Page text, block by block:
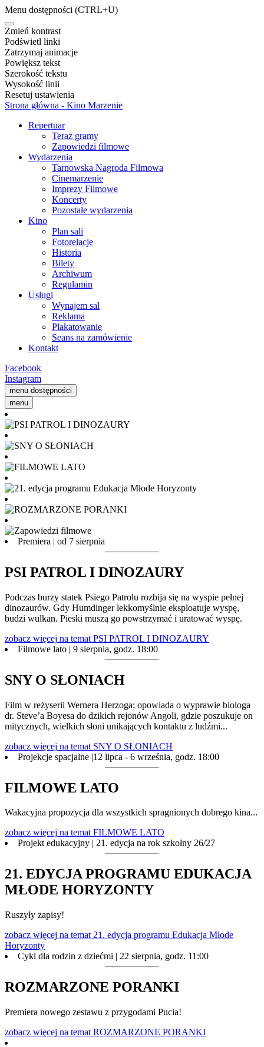
Menu dostępności (CTRL+U)
Zmień kontrast
Podświetl linki
Zatrzymaj animacje
Powiększ tekst
Szerokość tekstu
Wysokość linii
Resetuj ustawienia
Strona główna - Kino Marzenie
Repertuar
Teraz gramy
Zapowiedzi filmowe
Wydarzenia
Tarnowska Nagroda Filmowa
Cinemarzenie
Imprezy Filmowe
Koncerty
Pozostałe wydarzenia
Kino
Plan sali
Fotorelacje
Historia
Bilety
Archiwum
Regulamin
Usługi
Wynajem sal
Reklama
Plakatowanie
Seans na zamówienie
Kontakt
Facebook
Instagram
menu dostępności
menu
Premiera | od 7 sierpnia
PSI PATROL I DINOZAURY
Podczas burzy statek Psiego Patrolu rozbija się na wyspie pełnej
dinozaurów. Gdy Humdinger lekkomyślnie eksploatuje wyspę,
budzi wulkan. Pieski muszą go powstrzymać i uratować wyspę.
zobacz więcej na temat PSI PATROL I DINOZAURY
Filmowe lato | 9 sierpnia, godz. 18:00
SNY O SŁONIACH
Film w reżyserii Wernera Herzoga; opowiada o wyprawie biologa
dr. Steve’a Boyesa do dzikich rejonów Angoli, gdzie poszukuje on
mitycznych, wielkich słoni unikających kontaktu z ludźmi...
zobacz więcej na temat SNY O SŁONIACH
Projekcje spacjalne |12 lipca - 6 września, godz. 18:00
FILMOWE LATO
Wakacyjna propozycja dla wszystkich spragnionych dobrego kina...
zobacz więcej na temat FILMOWE LATO
Projekt edukacyjny | 21. edycja na rok szkołny 26/27
21. EDYCJA PROGRAMU EDUKACJA
MŁODE HORYZONTY
Ruszyły zapisy!
zobacz więcej na temat 21. edycja programu Edukacja Młode
Horyzonty
Cykl dla rodzin z dziećmi | 22 sierpnia, godz. 11:00
ROZMARZONE PORANKI
Premiera nowego zestawu z przygodami Pucia!
zobacz więcej na temat ROZMARZONE PORANKI